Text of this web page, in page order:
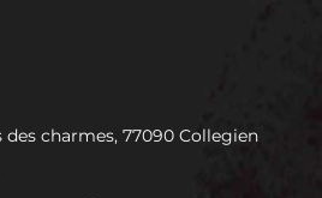
des charmes, 77090 Collegien